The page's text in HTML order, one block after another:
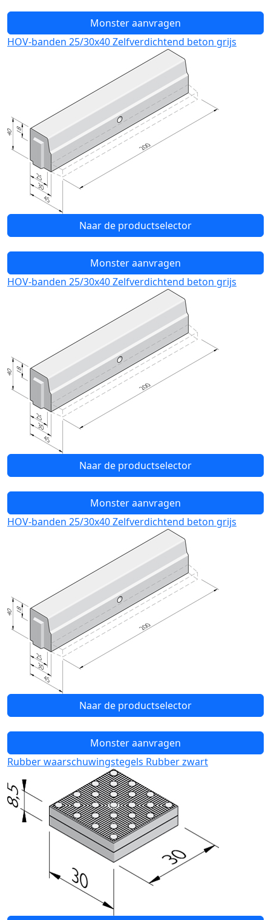
Monster aanvragen
HOV-banden 25/30x40 Zelfverdichtend beton grijs
Naar de productselector
Monster aanvragen
HOV-banden 25/30x40 Zelfverdichtend beton grijs
Naar de productselector
Monster aanvragen
HOV-banden 25/30x40 Zelfverdichtend beton grijs
Naar de productselector
Monster aanvragen
Rubber waarschuwingstegels Rubber zwart